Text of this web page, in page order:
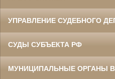
УПРАВЛЕНИЕ СУДЕБНОГО
СУДЫ СУБЪЕКТА РФ
МУНИЦИПАЛЬНЫЕ ОРГАНЫ